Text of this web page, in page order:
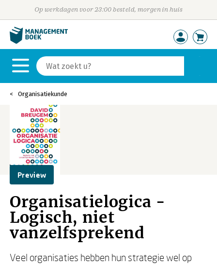
Op werkdagen voor 23:00 besteld, morgen in huis
Organisatiekunde
Preview
Organisatielogica -
Logisch, niet
vanzelfsprekend
Veel organisaties hebben hun strategie wel op